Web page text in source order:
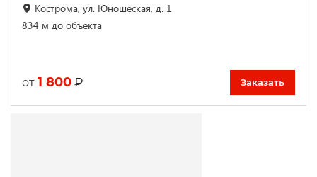
Кострома, ул. Юношеская, д. 1
834 м до объекта
от 1 800 ₽ Заказать